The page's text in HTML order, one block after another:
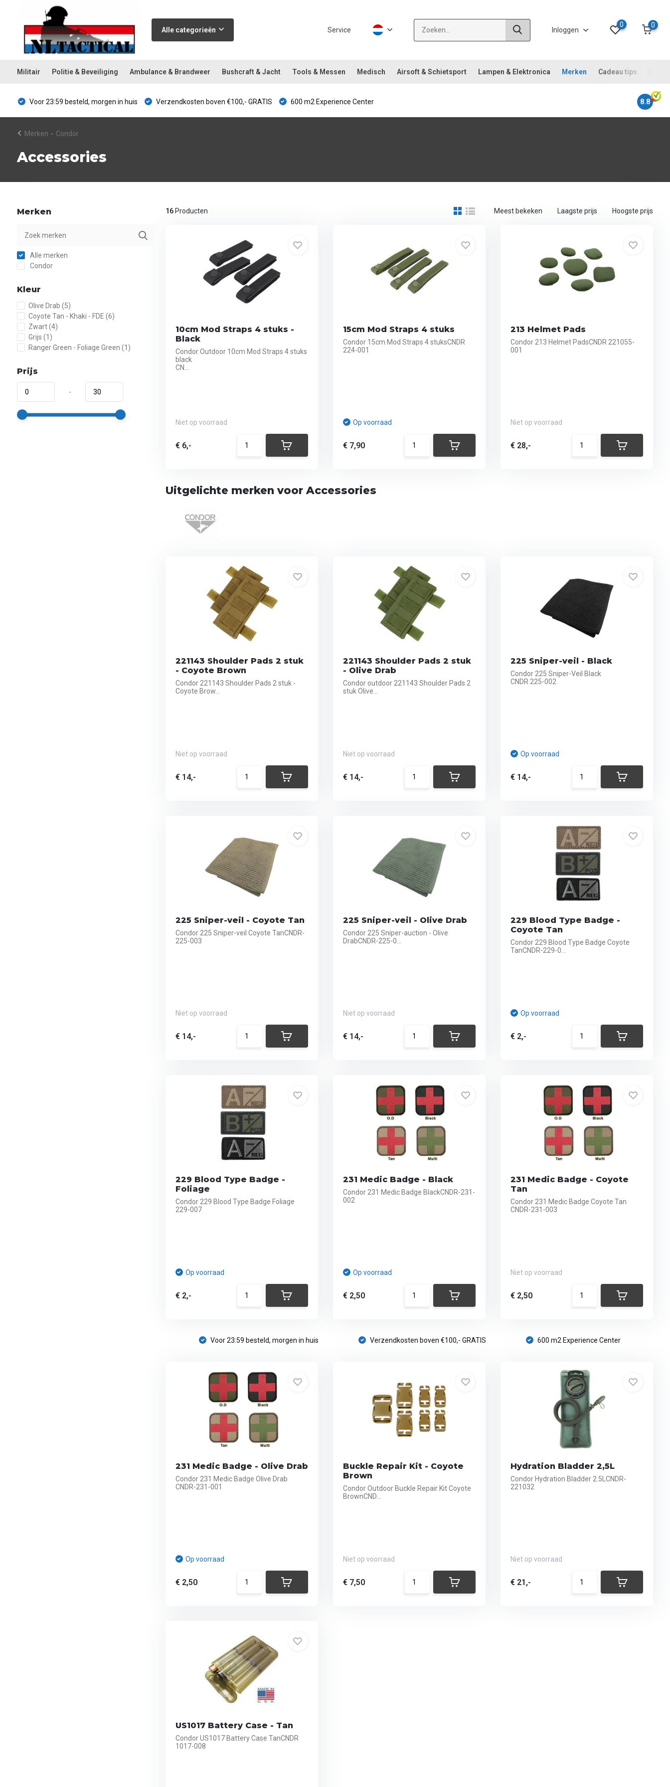
Alle categorieën Service Inloggen
0 0
Militair Politie & Beveiliging Ambulance & Brandweer Bushcraft & Jacht Tools & Messen Medisch Airsoft & Schietsport Lampen & Elektronica Merken Cadeau tips
Voor 23:59 besteld, morgen in huis Verzendkosten boven €100,- GRATIS 600 m2 Experience Center 8.8
Merken - Condor
Accessories
Merken
Alle merken
Condor
Kleur
Olive Drab (5)
Coyote Tan - Khaki - FDE (6)
Zwart(4)
Grijs (1)
Ranger Green - Foliage Green (1)
Prijs
-
16Producten Meest bekeken Laagste prijs Hoogste prijs
10cm Mod Straps 4 stuks -
Black
Condor Outdoor 10cm Mod Straps 4 stuks
black
CN...
Niet op voorraad
€ 6,-
15cm Mod Straps 4 stuks
Condor 15cm Mod Straps 4 stuksCNDR
224-001
Op voorraad
€ 7,90
213 Helmet Pads
Condor 213 Helmet PadsCNDR 221055-
001
Niet op voorraad
€ 28,-
Uitgelichte merken voor Accessories
221143 Shoulder Pads 2 stuk
- Coyote Brown
Condor 221143 Shoulder Pads 2 stuk -
Coyote Brow...
Niet op voorraad
€ 14,-
221143 Shoulder Pads 2 stuk
- Olive Drab
Condor outdoor 221143 Shoulder Pads 2
stuk Olive...
Niet op voorraad
€ 14,-
225 Sniper-veil - Black
Condor 225 Sniper-Veil Black
CNDR 225-002
Op voorraad
€ 14,-
225 Sniper-veil - Coyote Tan
Condor 225 Sniper-veil Coyote TanCNDR-
225-003
Niet op voorraad
€ 14,-
225 Sniper-veil - Olive Drab
Condor 225 Sniper-auction - Olive
DrabCNDR-225-0...
Niet op voorraad
€ 14,-
229 Blood Type Badge -
Coyote Tan
Condor 229 Blood Type Badge Coyote
TanCNDR-229-0...
Op voorraad
€ 2,-
229 Blood Type Badge -
Foliage
Condor 229 Blood Type Badge Foliage
229-007
Op voorraad
€ 2,-
231 Medic Badge - Black
Condor 231 Medic Badge BlackCNDR-231-
002
Op voorraad
€ 2,50
231 Medic Badge - Coyote
Tan
Condor 231 Medic Badge Coyote Tan
CNDR-231-003
Niet op voorraad
€ 2,50
Voor 23:59 besteld, morgen in huis Verzendkosten boven €100,- GRATIS 600 m2 Experience Center
231 Medic Badge - Olive Drab
Condor 231 Medic Badge Olive Drab
CNDR-231-001
Op voorraad
€ 2,50
Buckle Repair Kit - Coyote
Brown
Condor Outdoor Buckle Repair Kit Coyote
BrownCND...
Niet op voorraad
€ 7,50
Hydration Bladder 2,5L
Condor Hydration Bladder 2.5LCNDR-
221032
Niet op voorraad
€ 21,-
US1017 Battery Case - Tan
Condor US1017 Battery Case TanCNDR
1017-008